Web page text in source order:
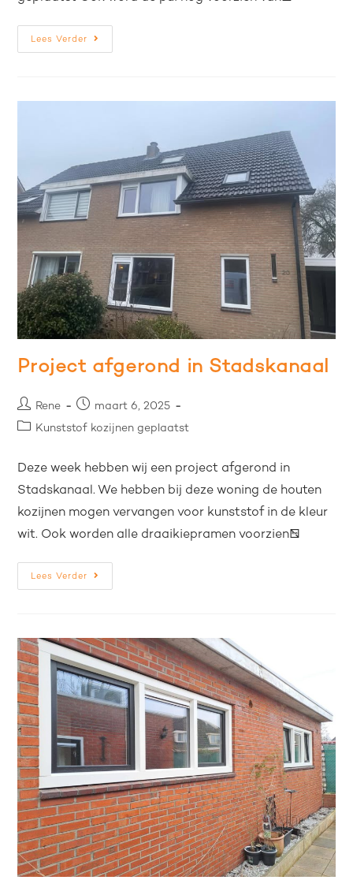
Lees Verder
Project afgerond in Stadskanaal
Rene
maart 6, 2025
Kunststof kozijnen geplaatst
Deze week hebben wij een project afgerond in
Stadskanaal. We hebben bij deze woning de houten
kozijnen mogen vervangen voor kunststof in de kleur
wit. Ook worden alle draaikiepramen voorzien…
Lees Verder